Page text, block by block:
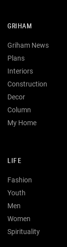
GRIHAM
Griham News
Plans
Interiors
Construction
Decor
Column
My Home
LIFE
Fashion
Youth
Men
Women
Spirituality